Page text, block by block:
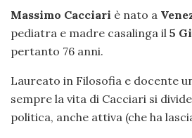
Massimo Cacciari è nato a
pediatra e madre casalinga il 5
pertanto 76 anni.
Laureato in Filosofia e docente
sempre la vita di Cacciari si
politica, anche attiva (che ha